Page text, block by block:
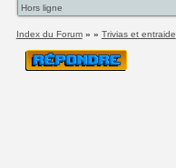
Hors ligne
Index du Forum» » Trivias et entraide